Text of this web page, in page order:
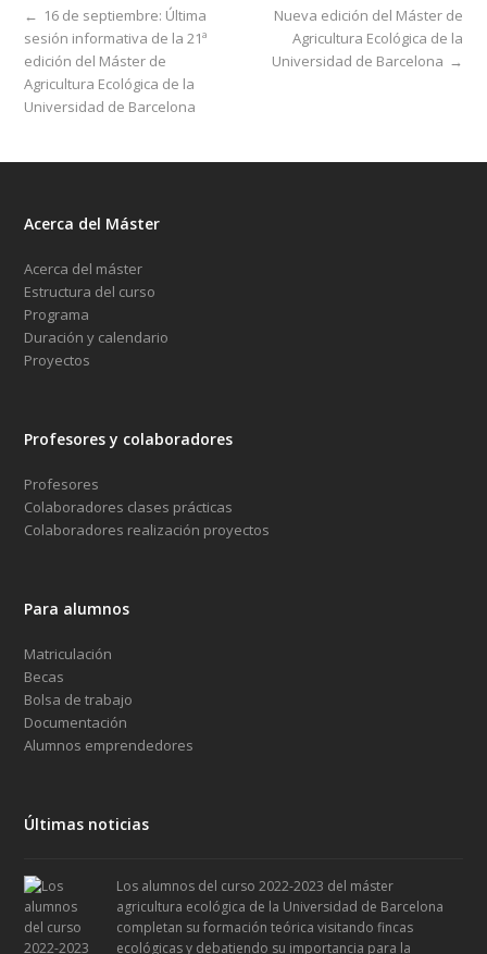
Nueva edición del Máster de
Agricultura Ecológica de la
Universidad de Barcelona →
← 16 de septiembre: Última
sesión informativa de la 21ª
edición del Máster de
Agricultura Ecológica de la
Universidad de Barcelona
Acerca del Máster
Acerca del máster
Estructura del curso
Programa
Duración y calendario
Proyectos
Profesores y colaboradores
Profesores
Colaboradores clases prácticas
Colaboradores realización proyectos
Para alumnos
Matriculación
Becas
Bolsa de trabajo
Documentación
Alumnos emprendedores
Últimas noticias
Los alumnos del curso 2022-2023 del máster
agricultura ecológica de la Universidad de Barcelona
completan su formación teórica visitando fincas
ecológicas y debatiendo su importancia para la